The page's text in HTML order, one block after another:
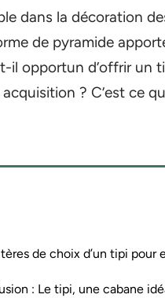
dans la décoration
de pyramide
il opportun d’offrir un
? C’est ce
de choix d’un tipi pour
: Le tipi, une cabane